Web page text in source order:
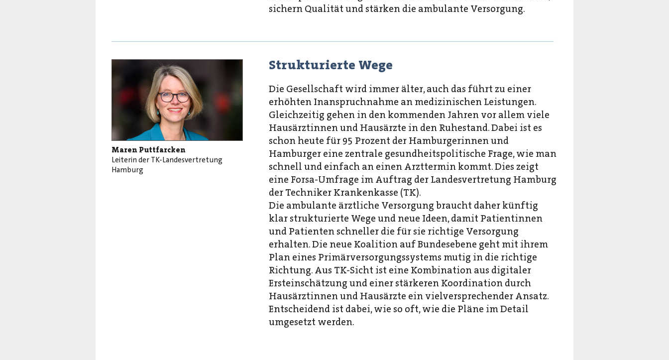
sichern Qualität und stärken die ambulante Versorgung.
Maren Puttfarcken
Leiterin der TK-Landesvertretung
Hamburg
Strukturierte Wege
Die Gesellschaft wird immer älter, auch das führt zu einer
erhöhten Inanspruchnahme an medizinischen Leistungen.
Gleichzeitig gehen in den kommenden Jahren vor allem viele
Hausärztinnen und Hausärzte in den Ruhestand. Dabei ist es
schon heute für 95 Prozent der Hamburgerinnen und
Hamburger eine zentrale gesundheitspolitische Frage, wie man
schnell und einfach an einen Arzttermin kommt. Dies zeigt
eine Forsa-Umfrage im Auftrag der Landesvertretung Hamburg
der Techniker Krankenkasse (TK).
Die ambulante ärztliche Versorgung braucht daher künftig
klar strukturierte Wege und neue Ideen, damit Patientinnen
und Patienten schneller die für sie richtige Versorgung
erhalten. Die neue Koalition auf Bundesebene geht mit ihrem
Plan eines Primärversorgungssystems mutig in die richtige
Richtung. Aus TK-Sicht ist eine Kombination aus digitaler
Ersteinschätzung und einer stärkeren Koordination durch
Hausärztinnen und Hausärzte ein vielversprechender Ansatz.
Entscheidend ist dabei, wie so oft, wie die Pläne im Detail
umgesetzt werden.